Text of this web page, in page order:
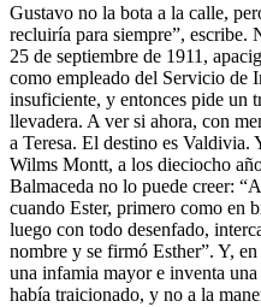
Gustavo no la bota a la calle,
recluiría para siempre”, escribe.
25 de septiembre de 1911,
como empleado del Servicio de
insuficiente, y entonces pide un
llevadera. A ver si ahora, con
a Teresa. El destino es Valdivia.
Wilms Montt, a los dieciocho
Balmaceda no lo puede creer:
cuando Ester, primero como en
luego con todo desenfado,
nombre y se firmó Esther”. Y,
una infamia mayor e inventa
había traicionado, y no a la